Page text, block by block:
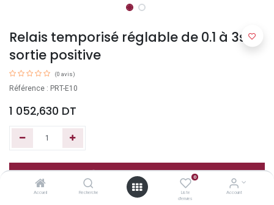
Accueil Recherche
0
Liste
d'envies
Account
Relais temporisé réglable de 0.1 à 3s à
sortie positive
(0 avis)
Référence : PRT-E10
1 052,630 DT
Ajouter au panier